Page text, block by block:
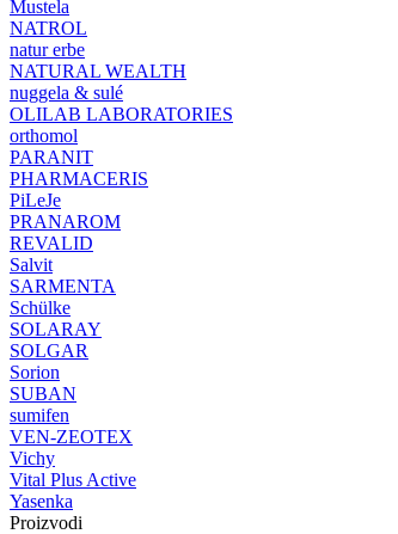
Mustela
NATROL
natur erbe
NATURAL WEALTH
nuggela & sulé
OLILAB LABORATORIES
orthomol
PARANIT
PHARMACERIS
PiLeJe
PRANAROM
REVALID
Salvit
SARMENTA
Schülke
SOLARAY
SOLGAR
Sorion
SUBAN
sumifen
VEN-ZEOTEX
Vichy
Vital Plus Active
Yasenka
Proizvodi